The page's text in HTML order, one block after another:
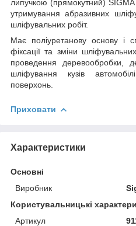
липучкою (прямокутний)
утримування абразивних
шліфувальних робіт.
Має поліуретанову основу і
фіксації та зміни
проведення деревообробки,
шліфування кузів
поверхонь.
Приховати
Характеристики
Основні
Виробник
Користувальницькі
Артикул